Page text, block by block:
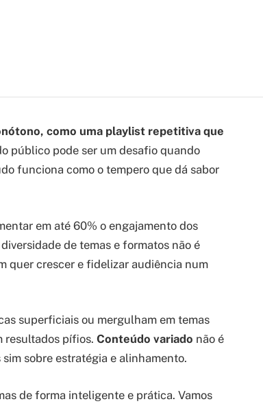
como uma playlist repetitiva que
público pode ser um desafio quando
funciona como o tempero que dá sabor
em até 60% o engajamento dos
de temas e formatos não é
quer crescer e fidelizar audiência num
superficiais ou mergulham em temas
resultados pífios. Conteúdo variado não é
sobre estratégia e alinhamento.
de forma inteligente e prática. Vamos